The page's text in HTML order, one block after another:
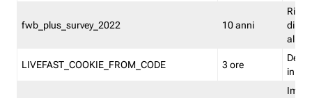
fwb_plus_survey_2022 10 anni
di
LIVEFAST_COOKIE_FROM_CODE 3 ore
in